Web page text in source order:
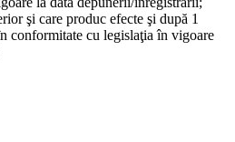
şi care produc efecte şi după 1
conformitate cu legislaţia în vigoare